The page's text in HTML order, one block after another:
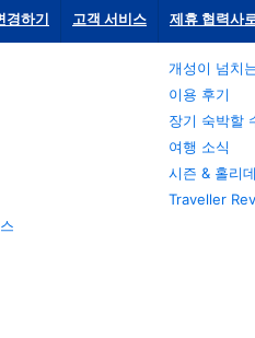
경하기 고객 서비스 제휴 협력사
개성이 넘치
이용 후기
장기 숙박할
여행 소식
시즌 & 홀리
Traveller